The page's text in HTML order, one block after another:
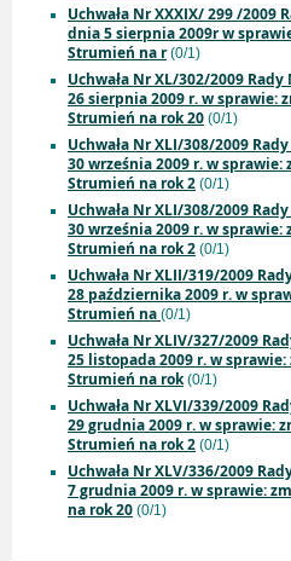
Uchwała Nr XXXIX/ 299 /
dnia 5 sierpnia 2009r w
Strumień na r(0/1)
Uchwała Nr XL/302/2009
26 sierpnia 2009 r. w sprawie:
Strumień na rok 20 (0/1)
Uchwała Nr XLI/308/2009
30 września 2009 r. w
Strumień na rok 2 (0/1)
Uchwała Nr XLI/308/2009
30 września 2009 r. w
Strumień na rok 2 (0/1)
Uchwała Nr XLII/319/2009
28 października 2009 r. w
Strumień na (0/1)
Uchwała Nr XLIV/327/2009
25 listopada 2009 r. w
Strumień na rok(0/1)
Uchwała Nr XLVI/339/2009
29 grudnia 2009 r. w sprawie:
Strumień na rok 2 (0/1)
Uchwała Nr XLV/336/2009
7 grudnia 2009 r. w sprawie:
na rok 20 (0/1)